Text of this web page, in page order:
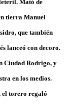
Mató de
tierra Manuel
que también
lanceó con decoro.
Ciudad Rodrigo, y
en los medios.
el torero regaló